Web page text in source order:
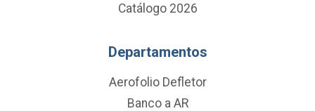
Catálogo 2026
Departamentos
Aerofolio Defletor
Banco a AR